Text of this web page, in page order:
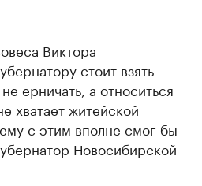
Виктора
стоит взять
ерничать, а относиться
хватает житейской
с этим вполне смог бы
Новосибирской